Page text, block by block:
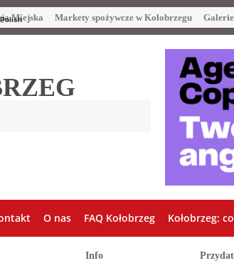
Miejska Markety spożywcze w Kołobrzegu
O nas FAQ Kołobrzeg Kołobrzeg:
Info
Polish